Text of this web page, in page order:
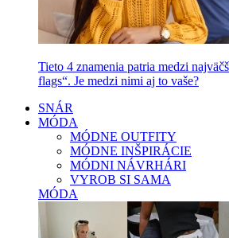
Tieto 4 znamenia patria medzi
flags“. Je medzi nimi aj to vaše?
SNÁR
MÓDA
MÓDNE OUTFITY
MÓDNE INŠPIRÁCIE
MÓDNI NÁVRHÁRI
VYROB SI SAMA
MÓDA